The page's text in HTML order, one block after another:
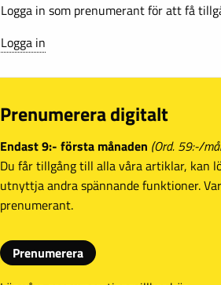
Logga in som prenumerant för att få
Logga in
Prenumerera digitalt
Endast 9:- första månaden (Ord. 59:-/
Du får tillgång till alla våra artiklar, kan
utnyttja andra spännande funktioner.
prenumerant.
Prenumerera